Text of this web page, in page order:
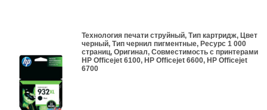
Технология печатиструйный, Типкартридж, Цвет
черный, Тип чернилпигментные, Ресурс1 000
страниц,Оригинал, Совместимость с принтерами
HP Officejet 6100, HP Officejet 6600, HP Officejet
6700